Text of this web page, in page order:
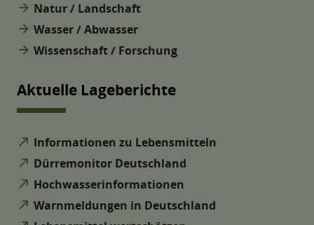
arrow_forward Natur / Landschaft
arrow_forward Wasser / Abwasser
arrow_forward Wissenschaft / Forschung
Aktuelle Lageberichte
north_east Informationen zu Lebensmitteln
north_east Dürremonitor Deutschland
north_east Hochwasserinformationen
north_east Warnmeldungen in Deutschland